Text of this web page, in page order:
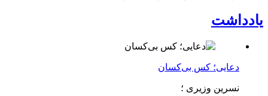
یادداشت
دعایی؛ کس بی‌کسان
نسرین وزیری ؛